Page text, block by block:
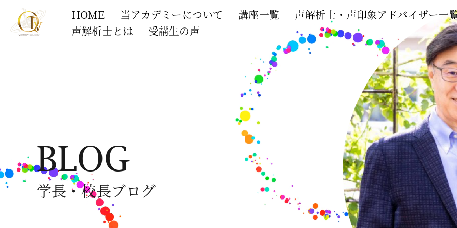
HOME 当アカデミーについて 講座一覧
声解析士・声印象アドバイザー一
声解析士とは
受講生の声
BLOG
学長・校長ブログ